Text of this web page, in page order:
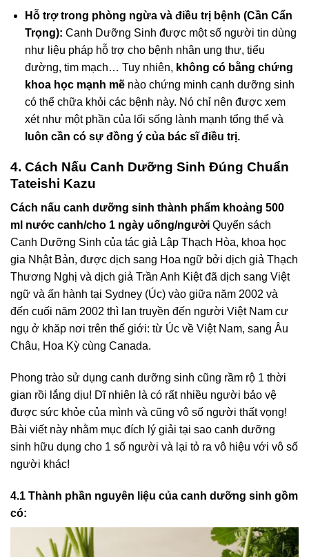
Hỗ trợ trong phòng ngừa và điều trị bệnh (Cần Cẩn
Trọng): Canh Dưỡng Sinh được một số người tin dùng
như liệu pháp hỗ trợ cho bệnh nhân ung thư, tiểu
đường, tim mạch… Tuy nhiên, không có bằng chứng
khoa học mạnh mẽnào chứng minh canh dưỡng sinh
có thể chữa khỏi các bệnh này. Nó chỉ nên được xem
xét như một phần của lối sống lành mạnh tổng thể và
luôn cần có sự đồng ý của bác sĩ điều trị.
4. Cách Nấu Canh Dưỡng Sinh Đúng Chuẩn
Tateishi Kazu
Cách nấu canh dưỡng sinh thành phẩm khoảng 500
ml nước canh/cho 1 ngày uống/người Quyển sách
Canh Dưỡng Sinh của tác giả Lập Thạch Hòa, khoa học
gia Nhật Bản, được dịch sang Hoa ngữ bởi dịch giả Thạch
Thương Nghị và dịch giả Trần Anh Kiệt đã dịch sang Việt
ngữ và ấn hành tại Sydney (Úc) vào giữa năm 2002 và
đến cuối năm 2002 thì lan truyền đến người Việt Nam cư
ngụ ở khăp nơi trên thế giới: từ Úc về Việt Nam, sang Âu
Châu, Hoa Kỳ cùng Canada.
Phong trào sử dụng canh dưỡng sinh cũng rầm rộ 1 thời
gian rồi lắng dịu! Dĩ nhiên là có rất nhiều người bảo vệ
được sức khỏe của mình và cũng vô số người thất vọng!
Bài viết này nhằm mục đích lý giải tại sao canh dưỡng
sinh hữu dụng cho 1 số người và lại tỏ ra vô hiệu với vô số
người khác!
4.1 Thành phần nguyên liệu của canh dưỡng sinh gồm
có: